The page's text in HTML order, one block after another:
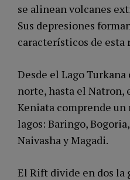
se alinean volcanes
Sus depresiones
característicos de
Desde el Lago
norte, hasta el Natron,
Keniata comprende un
lagos: Baringo,
Naivasha y Magadi.
El Rift divide en dos la